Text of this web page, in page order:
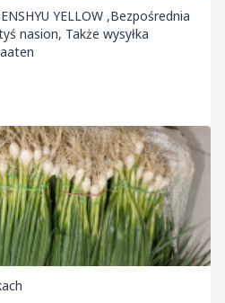
YELLOW ,Bezpośrednia
nasion, Także wysyłka